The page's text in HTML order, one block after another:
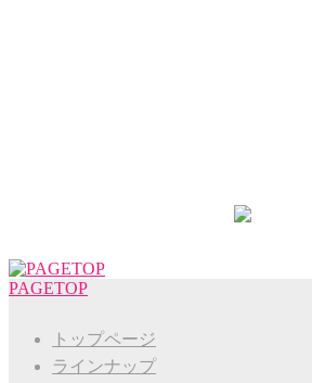
PAGETOP
トップページ
ラインナップ